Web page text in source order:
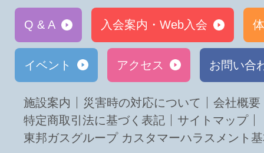
Q & A 入会案内・Web入会
イベント アクセス お問い合
施設案内 災害時の対応について
会社概要
特定商取引法に基づく表記
サイトマップ
東邦ガスグループ カスタマーハラスメント